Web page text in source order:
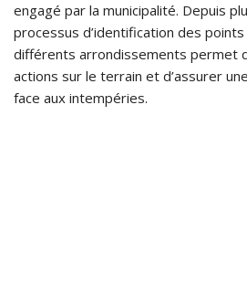
engagé par la municipalité. Depuis
processus d’identification des
différents arrondissements permet
actions sur le terrain et d’assurer
face aux intempéries.